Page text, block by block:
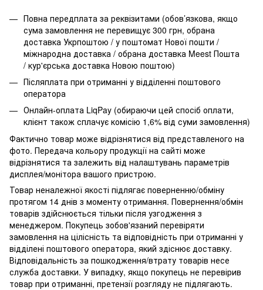
Повна передплата за реквізитами (обов’язкова, якщо
сума замовлення не перевищує 300 грн, обрана
доставка Укрпоштою / у поштомат Нової пошти /
міжнародна доставка / обрана доставка Meest Пошта
/ кур'єрська доставка Новою поштою)
Післяплата при отриманні у відділенні поштового
оператора
Онлайн-оплата LiqPay (обираючи цей спосіб оплати,
клієнт також сплачує комісію 1,6% від суми замовлення)
Фактично товар може відрізнятися від представленого на
фото. Передача кольору продукції на сайті може
відрізнятися та залежить від налаштувань параметрів
дисплея/монітора вашого пристрою.
Товар неналежної якості підлягає поверненню/обміну
протягом 14 днів з моменту отримання. Повернення/обмін
товарів здійснюється тільки після узгодження з
менеджером. Покупець зобов'язаний перевіряти
замовлення на цілісність та відповідність при отриманні у
відділені поштового оператора, який здіснює доставку.
Відповідальність за пошкодження/втрату товарів несе
служба доставки. У випадку, якщо покупець не перевірив
товар при отриманні, претензії розгляду не підлягають.